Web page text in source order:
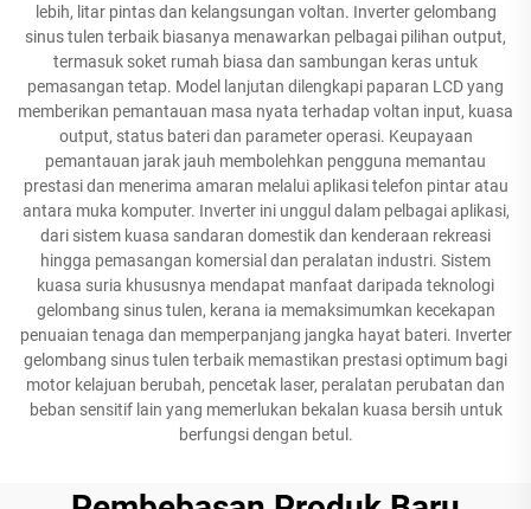
lebih, litar pintas dan kelangsungan voltan. Inverter gelombang
sinus tulen terbaik biasanya menawarkan pelbagai pilihan output,
termasuk soket rumah biasa dan sambungan keras untuk
pemasangan tetap. Model lanjutan dilengkapi paparan LCD yang
memberikan pemantauan masa nyata terhadap voltan input, kuasa
output, status bateri dan parameter operasi. Keupayaan
pemantauan jarak jauh membolehkan pengguna memantau
prestasi dan menerima amaran melalui aplikasi telefon pintar atau
antara muka komputer. Inverter ini unggul dalam pelbagai aplikasi,
dari sistem kuasa sandaran domestik dan kenderaan rekreasi
hingga pemasangan komersial dan peralatan industri. Sistem
kuasa suria khususnya mendapat manfaat daripada teknologi
gelombang sinus tulen, kerana ia memaksimumkan kecekapan
penuaian tenaga dan memperpanjang jangka hayat bateri. Inverter
gelombang sinus tulen terbaik memastikan prestasi optimum bagi
motor kelajuan berubah, pencetak laser, peralatan perubatan dan
beban sensitif lain yang memerlukan bekalan kuasa bersih untuk
berfungsi dengan betul.